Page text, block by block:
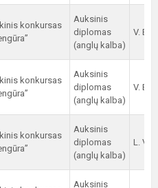
konkursas
Auksinis
diplomas
(anglų kalba)
V.
konkursas
Auksinis
diplomas
(anglų kalba)
V.
konkursas
Auksinis
diplomas
(anglų kalba)
L.
Auksinis